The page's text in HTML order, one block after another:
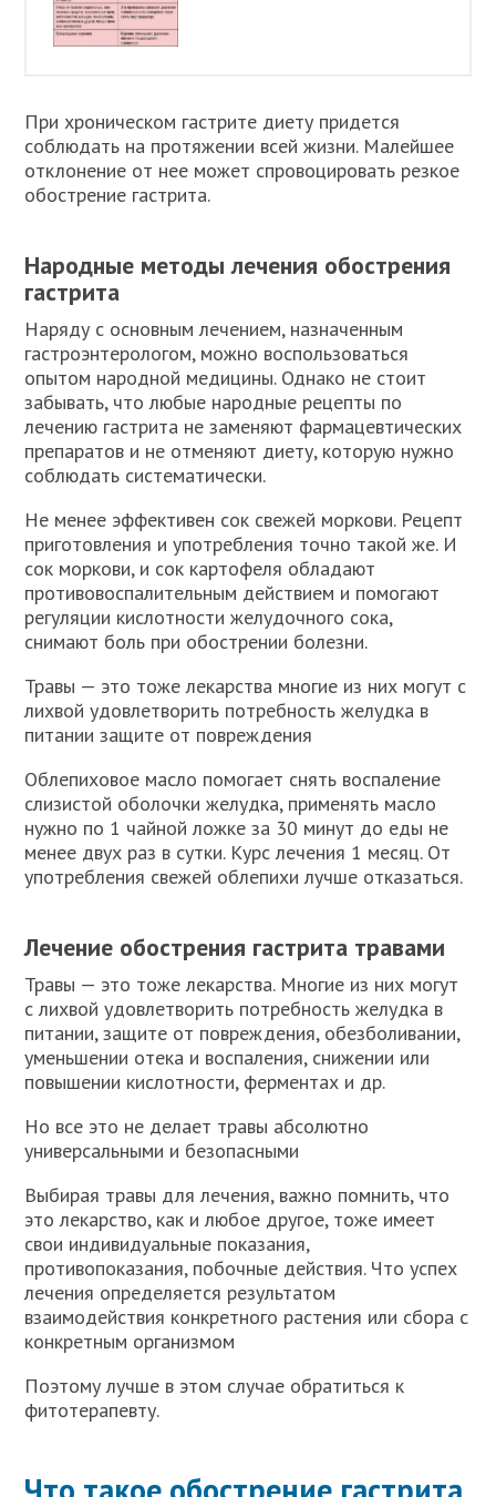
При хроническом гастрите диету придется
соблюдать на протяжении всей жизни. Малейшее
отклонение от нее может спровоцировать резкое
обострение гастрита.
Народные методы лечения обострения
гастрита
Наряду с основным лечением, назначенным
гастроэнтерологом, можно воспользоваться
опытом народной медицины. Однако не стоит
забывать, что любые народные рецепты по
лечению гастрита не заменяют фармацевтических
препаратов и не отменяют диету, которую нужно
соблюдать систематически.
Не менее эффективен сок свежей моркови. Рецепт
приготовления и употребления точно такой же. И
сок моркови, и сок картофеля обладают
противовоспалительным действием и помогают
регуляции кислотности желудочного сока,
снимают боль при обострении болезни.
Травы — это тоже лекарства многие из них могут с
лихвой удовлетворить потребность желудка в
питании защите от повреждения
Облепиховое масло помогает снять воспаление
слизистой оболочки желудка, применять масло
нужно по 1 чайной ложке за 30 минут до еды не
менее двух раз в сутки. Курс лечения 1 месяц. От
употребления свежей облепихи лучше отказаться.
Лечение обострения гастрита травами
Травы — это тоже лекарства. Многие из них могут
с лихвой удовлетворить потребность желудка в
питании, защите от повреждения, обезболивании,
уменьшении отека и воспаления, снижении или
повышении кислотности, ферментах и др.
Но все это не делает травы абсолютно
универсальными и безопасными
Выбирая травы для лечения, важно помнить, что
это лекарство, как и любое другое, тоже имеет
свои индивидуальные показания,
противопоказания, побочные действия. Что успех
лечения определяется результатом
взаимодействия конкретного растения или сбора с
конкретным организмом
Поэтому лучше в этом случае обратиться к
фитотерапевту.